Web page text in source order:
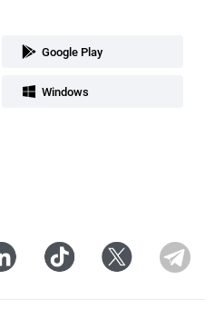
Google Play
Windows